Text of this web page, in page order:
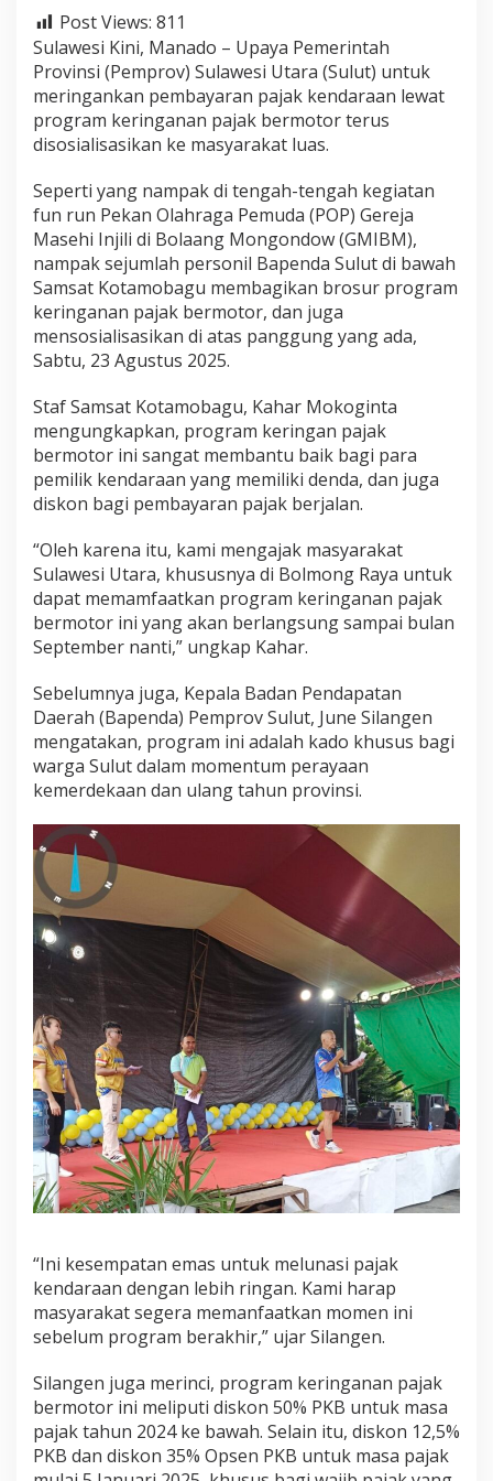
S
t
a
S
a
s
a
K
o
t
a
m
o
g
u
S
a
s
a
B
e
r
b
a
g
i
I
v
e
n
d
B
Post Views: 811
Sulawesi Kini, Manado – Upaya Pemerintah
Provinsi (Pemprov) Sulawesi Utara (Sulut) untuk
meringankan pembayaran pajak kendaraan lewat
program keringanan pajak bermotor terus
disosialisasikan ke masyarakat luas.
Seperti yang nampak di tengah-tengah kegiatan
fun run Pekan Olahraga Pemuda (POP) Gereja
Masehi Injili di Bolaang Mongondow (GMIBM),
nampak sejumlah personil Bapenda Sulut di bawah
Samsat Kotamobagu membagikan brosur program
keringanan pajak bermotor, dan juga
mensosialisasikan di atas panggung yang ada,
Sabtu, 23 Agustus 2025.
Staf Samsat Kotamobagu, Kahar Mokoginta
mengungkapkan, program keringan pajak
bermotor ini sangat membantu baik bagi para
pemilik kendaraan yang memiliki denda, dan juga
diskon bagi pembayaran pajak berjalan.
“Oleh karena itu, kami mengajak masyarakat
Sulawesi Utara, khususnya di Bolmong Raya untuk
dapat memamfaatkan program keringanan pajak
bermotor ini yang akan berlangsung sampai bulan
September nanti,” ungkap Kahar.
Sebelumnya juga, Kepala Badan Pendapatan
Daerah (Bapenda) Pemprov Sulut, June Silangen
mengatakan, program ini adalah kado khusus bagi
warga Sulut dalam momentum perayaan
kemerdekaan dan ulang tahun provinsi.
“Ini kesempatan emas untuk melunasi pajak
kendaraan dengan lebih ringan. Kami harap
masyarakat segera memanfaatkan momen ini
sebelum program berakhir,” ujar Silangen.
Silangen juga merinci, program keringanan pajak
bermotor ini meliputi diskon 50% PKB untuk masa
pajak tahun 2024 ke bawah. Selain itu, diskon 12,5%
PKB dan diskon 35% Opsen PKB untuk masa pajak